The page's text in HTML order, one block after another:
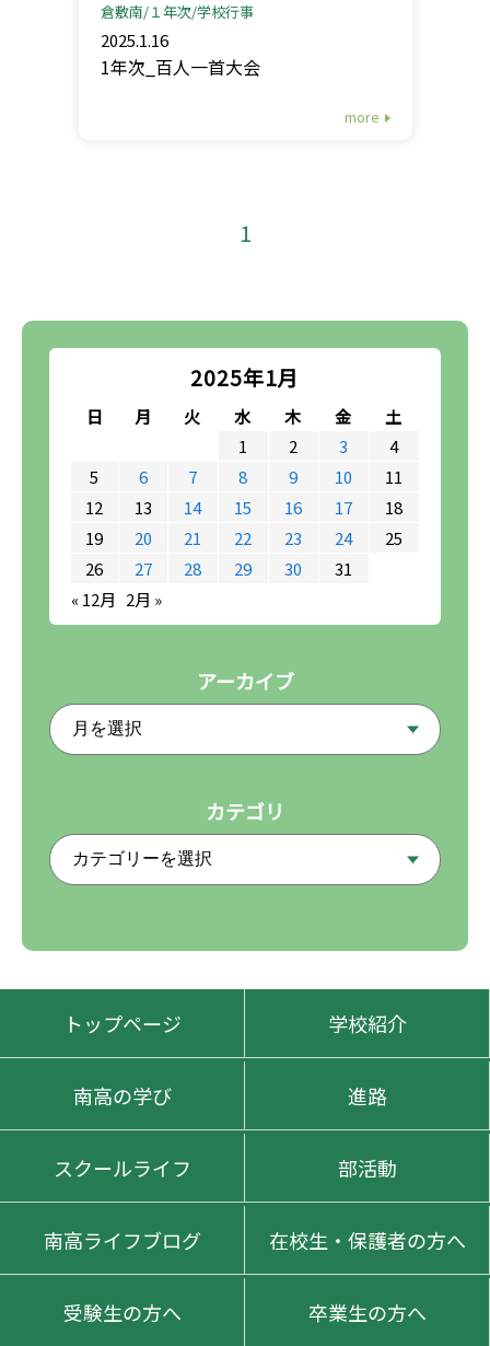
2025年1月
日 月 火 水 木 金
土
1
2 3
4
5
6 7 8 9 10
11
12
13 14 15 16 17
18
19
20 21 22 23 24
25
26
27 28 29 30
31
« 12月 2月 »
アーカイブ
カテゴリ
倉敷南 １年次 学校行事
2025.1.16
1年次_百人一首大会
more
1
トップページ 学校紹介
南高の学び 進路
スクールライフ 部活動
南高ライフブログ 在校生・保護者の方へ
受験生の方へ 卒業生の方へ